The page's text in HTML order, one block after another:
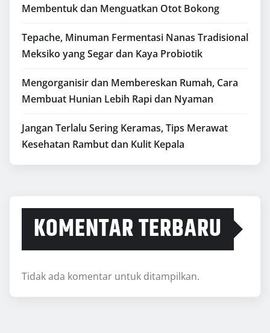
Membentuk dan Menguatkan Otot Bokong
Tepache, Minuman Fermentasi Nanas Tradisional
Meksiko yang Segar dan Kaya Probiotik
Mengorganisir dan Membereskan Rumah, Cara
Membuat Hunian Lebih Rapi dan Nyaman
Jangan Terlalu Sering Keramas, Tips Merawat
Kesehatan Rambut dan Kulit Kepala
KOMENTAR TERBARU
Tidak ada komentar untuk ditampilkan.